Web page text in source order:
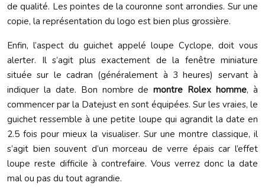
de qualité. Les pointes de la couronne sont arrondies. Sur une
copie, la représentation du logo est bien plus grossière.
Enfin, l’aspect du guichet appelé loupe Cyclope, doit vous
alerter. Il s’agit plus exactement de la fenêtre miniature
située sur le cadran (généralement à 3 heures) servant à
indiquer la date. Bon nombre demontre Rolex homme, à
commencer par la Datejust en sont équipées. Sur les vraies, le
guichet ressemble à une petite loupe qui agrandit la date en
2.5 fois pour mieux la visualiser. Sur une montre classique, il
s’agit bien souvent d’un morceau de verre épais car l’effet
loupe reste difficile à contrefaire. Vous verrez donc la date
mal ou pas du tout agrandie.